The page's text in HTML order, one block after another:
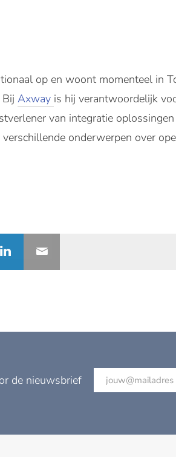
op en woont momenteel in
Axway is hij verantwoordelijk
van integratie oplossingen
onderwerpen over
de nieuwsbrief